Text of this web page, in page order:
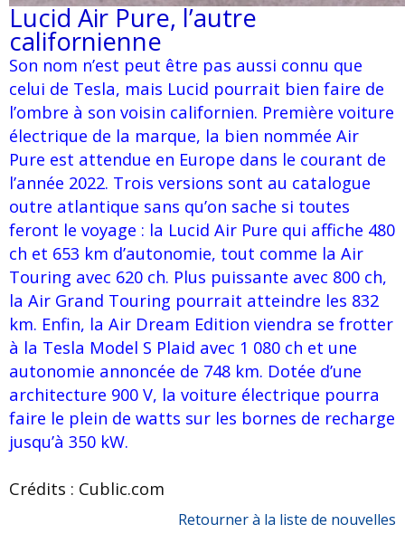
Lucid Air Pure, l’autre
californienne
Son nom n’est peut être pas aussi connu que
celui de Tesla, mais Lucid pourrait bien faire de
l’ombre à son voisin californien. Première voiture
électrique de la marque, la bien nommée Air
Pure est attendue en Europe dans le courant de
l’année 2022. Trois versions sont au catalogue
outre atlantique sans qu’on sache si toutes
feront le voyage : la Lucid Air Pure qui affiche 480
ch et 653 km d’autonomie, tout comme la Air
Touring avec 620 ch. Plus puissante avec 800 ch,
la Air Grand Touring pourrait atteindre les 832
km. Enfin, la Air Dream Edition viendra se frotter
à la Tesla Model S Plaid avec 1 080 ch et une
autonomie annoncée de 748 km. Dotée d’une
architecture 900 V, la voiture électrique pourra
faire le plein de watts sur les bornes de recharge
jusqu’à 350 kW.
Crédits : Cublic.com
Retourner à la liste de nouvelles